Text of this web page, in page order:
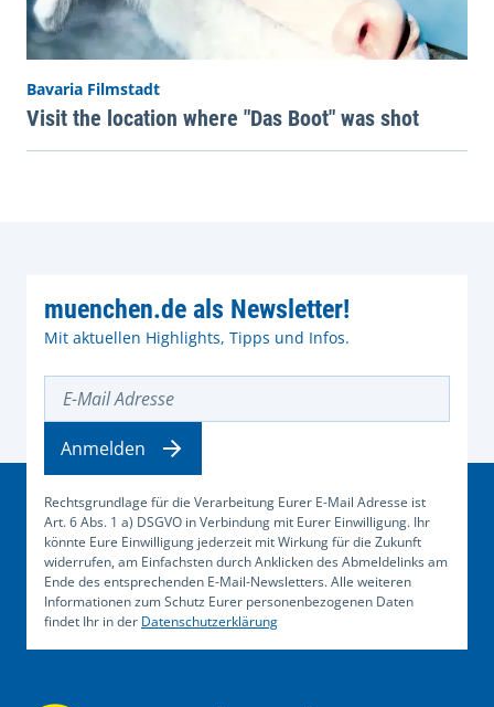
Bavaria Filmstadt
Visit the location where "Das Boot" was shot
muenchen.de als Newsletter!
Mit aktuellen Highlights, Tipps und Infos.
Rechtsgrundlage für die Verarbeitung Eurer E-Mail Adresse ist
Art. 6 Abs. 1 a) DSGVO in Verbindung mit Eurer Einwilligung. Ihr
könnte Eure Einwilligung jederzeit mit Wirkung für die Zukunft
widerrufen, am Einfachsten durch Anklicken des Abmeldelinks am
Ende des entsprechenden E-Mail-Newsletters. Alle weiteren
Informationen zum Schutz Eurer personenbezogenen Daten
findet Ihr in der Datenschutzerklärung
Anmelden